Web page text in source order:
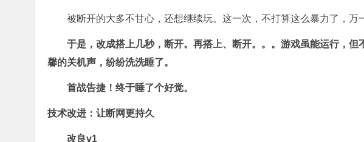
被断开的大多不甘心，还想继续玩。这一次，不打算这么暴力了，万
于是，改成搭上几秒，断开。再搭上、断开。。。游戏虽能运行，
馨的关机声，纷纷洗洗睡了。
首战告捷！终于睡了个好觉。
技术改进：让断网更持久
改良v1